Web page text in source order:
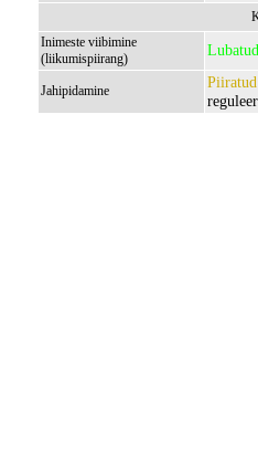
Inimeste viibimine
(liikumispiirang)
Lubatud
Jahipidamine Piiratud